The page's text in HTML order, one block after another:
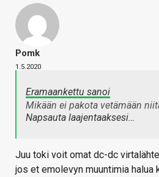
Pomk
1.5.2020
Eramaankettu sanoi
Mikään ei pakota vetämään
Napsauta laajentaaksesi…
Juu toki voit omat dc-dc
jos et emolevyn muuntimia halua